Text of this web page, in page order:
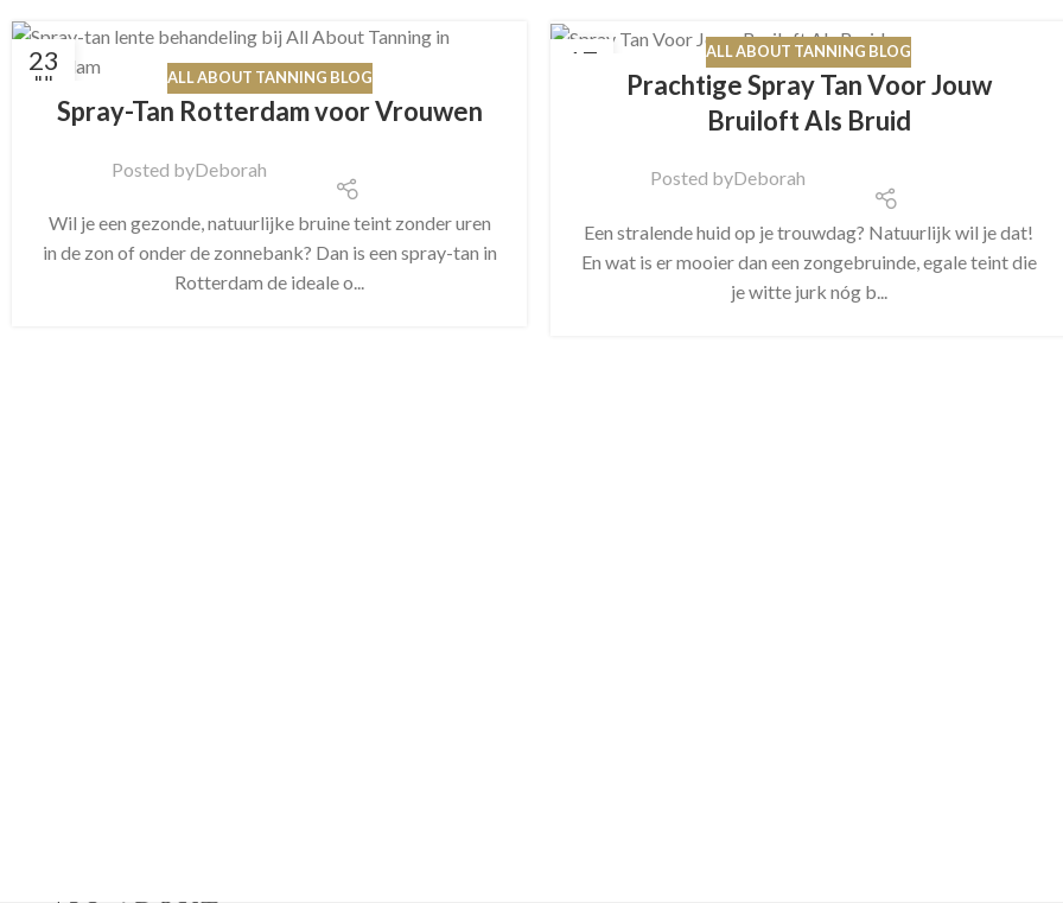
23
JUL ALL ABOUT TANNING BLOG
Spray-Tan Rotterdam voor Vrouwen
Posted byDeborah
Wil je een gezonde, natuurlijke bruine teint zonder uren
in de zon of onder de zonnebank? Dan is een spray-tan in
Rotterdam de ideale o...
17 ALL ABOUT TANNING BLOG
Prachtige Spray Tan Voor Jouw
Bruiloft Als Bruid
Posted byDeborah
Een stralende huid op je trouwdag? Natuurlijk wil je dat!
En wat is er mooier dan een zongebruinde, egale teint die
je witte jurk nóg b...